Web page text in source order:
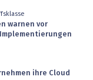
warnen vor
ihre Cloud